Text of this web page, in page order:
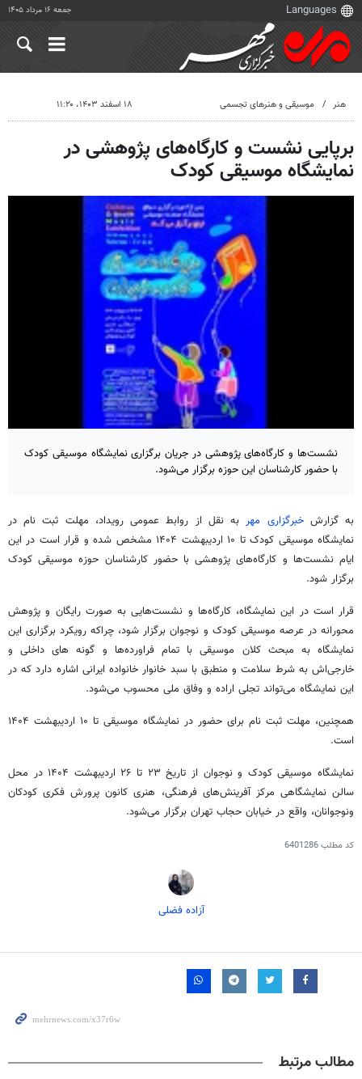
جمعه ۱۶ مرداد ۱۴۰۵
هنر موسیقی و هنرهای تجسمی ۱۸ اسفند ۱۴۰۳، ۱۱:۲۰
برپایی نشست و کارگاه‌های پژوهشی در
نمایشگاه موسیقی کودک
نشست‌ها و کارگاه‌های پژوهشی در جریان برگزاری نمایشگاه موسیقی کودک
با حضور کارشناسان این حوزه برگزار می‌شود.
به گزارشخبرگزاری مهر به نقل از روابط عمومی رویداد، مهلت ثبت نام در
نمایشگاه موسیقی کودک تا ۱۰ اردیبهشت ۱۴۰۴ مشخص شده و قرار است در این
ایام نشست‌ها و کارگاه‌های پژوهشی با حضور کارشناسان حوزه موسیقی کودک
برگزار شود.
قرار است در این نمایشگاه، کارگاه‌ها و نشست‌هایی به صورت رایگان و پژوهش
محورانه در عرصه موسیقی کودک و نوجوان برگزار شود، چراکه رویکرد برگزاری این
نمایشگاه به مبحث کلان موسیقی با تمام فراورده‌ها و گونه های داخلی و
خارجی‌اش به شرط سلامت و منطبق با سبد خانوار خانواده ایرانی اشاره دارد که در
این نمایشگاه می‌تواند تجلی اراده و وفاق ملی محسوب می‌شود.
همچنین، مهلت ثبت نام برای حضور در نمایشگاه موسیقی تا ۱۰ اردیبهشت ۱۴۰۴
است.
نمایشگاه موسیقی کودک و نوجوان از تاریخ ۲۳ تا ۲۶ اردیبهشت ۱۴۰۴ در محل
سالن نمایشگاهی مرکز آفرینش‌های فرهنگی، هنری کانون پرورش فکری کودکان
ونوجوانان، واقع در خیابان حجاب تهران برگزار می‌شود.
کد مطلب6401286
آزاده فضلی
مطالب مرتبط